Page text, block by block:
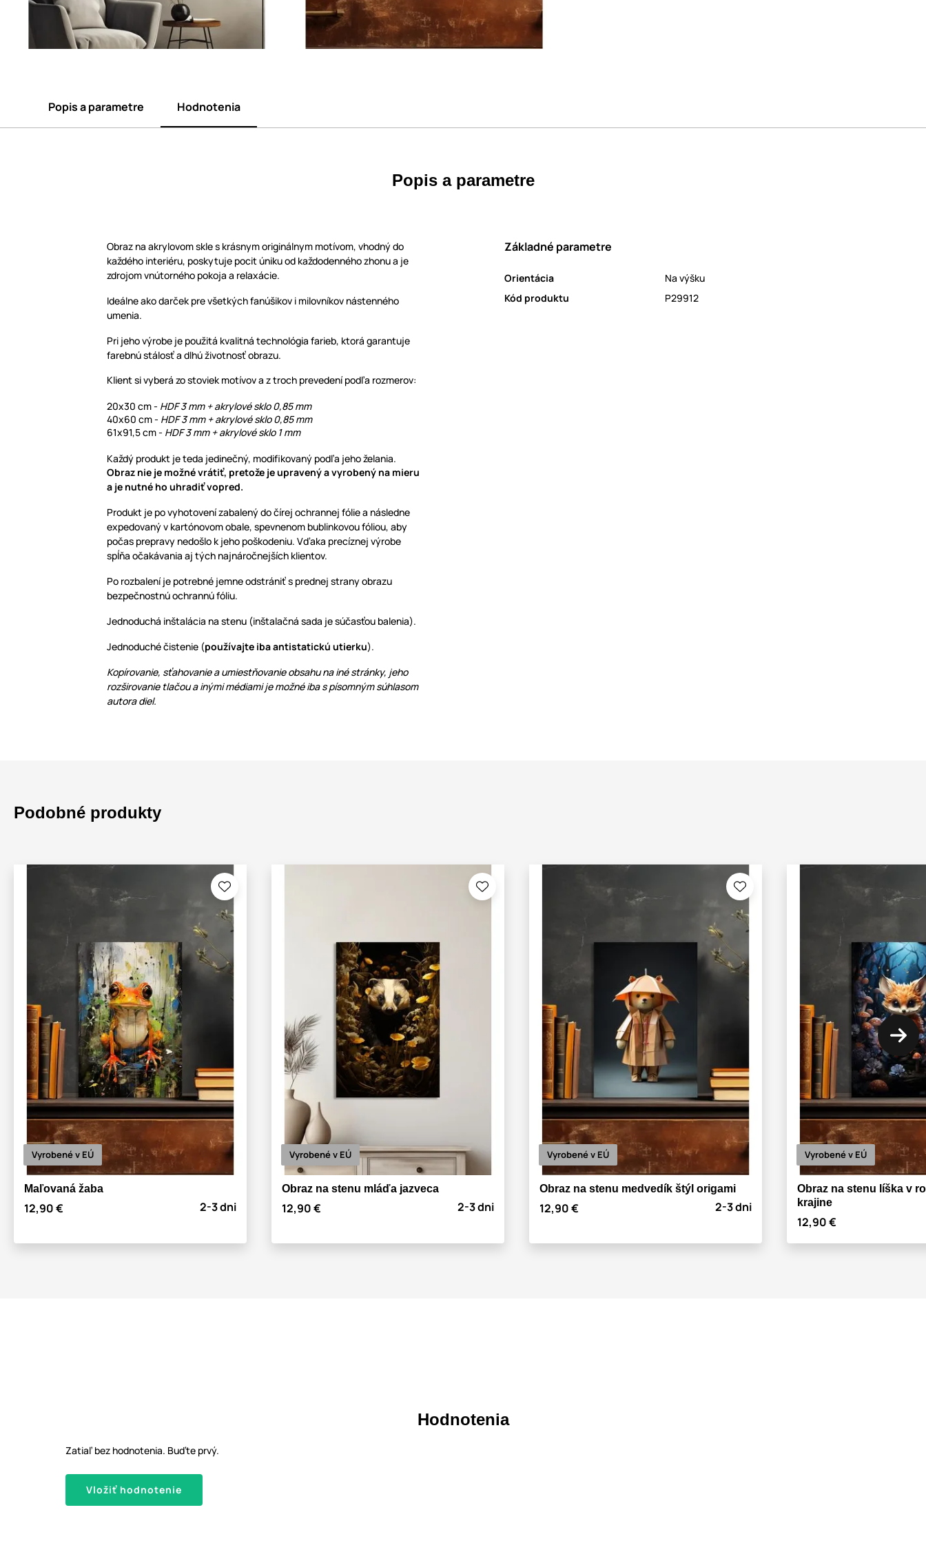
Popis a parametre Hodnotenia
Popis a parametre
Obraz na akrylovom skle s krásnym originálnym motívom, vhodný do
každého interiéru, poskytuje pocit úniku od každodenného zhonu a je
zdrojom vnútorného pokoja a relaxácie.
Ideálne ako darček pre všetkých fanúšikov i milovníkov nástenného
umenia.
Pri jeho výrobe je použitá kvalitná technológia farieb, ktorá garantuje
farebnú stálosť a dlhú životnosť obrazu.
Klient si vyberá zo stoviek motívov a z troch prevedení podľa rozmerov:
20x30 cm - HDF 3 mm + akrylové sklo 0,85 mm
40x60 cm - HDF 3 mm + akrylové sklo 0,85 mm
61x91,5 cm - HDF 3 mm + akrylové sklo 1 mm
Každý produkt je teda jedinečný, modifikovaný podľa jeho želania.
Obraz nie je možné vrátiť, pretože je upravený a vyrobený na mieru
a je nutné ho uhradiť vopred.
Produkt je po vyhotovení zabalený do čírej ochrannej fólie a následne
expedovaný v kartónovom obale, spevnenom bublinkovou fóliou, aby
počas prepravy nedošlo k jeho poškodeniu. Vďaka precíznej výrobe
spĺňa očakávania aj tých najnáročnejších klientov.
Po rozbalení je potrebné jemne odstrániť s prednej strany obrazu
bezpečnostnú ochrannú fóliu.
Jednoduchá inštalácia na stenu (inštalačná sada je súčasťou balenia).
Jednoduché čistenie (používajte iba antistatickú utierku).
Kopírovanie, sťahovanie a umiestňovanie obsahu na iné stránky, jeho
rozširovanie tlačou a inými médiami je možné iba s písomným súhlasom
autora diel.
Základné parametre
Orientácia
Na výšku
Kód produktu
P29912
Podobné produkty
Vyrobené v EÚ
Maľovaná žaba
12,90 € 2-3 dni
Vyrobené v EÚ
Obraz na stenu mláďa jazveca
12,90 € 2-3 dni
Vyrobené v EÚ
Obraz na stenu medvedík štýl origami
12,90 € 2-3 dni
Vyrobené v EÚ
Obraz na stenu líška v
krajine
12,90 €
Hodnotenia
Zatiaľ bez hodnotenia. Buďte prvý.
Vložiť hodnotenie